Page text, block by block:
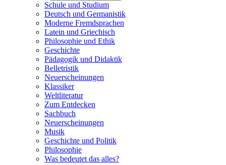
Schule und Studium
Deutsch und Germanistik
Moderne Fremdsprachen
Latein und Griechisch
Philosophie und Ethik
Geschichte
Pädagogik und Didaktik
Belletristik
Neuerscheinungen
Klassiker
Weltliteratur
Zum Entdecken
Sachbuch
Neuerscheinungen
Musik
Geschichte und Politik
Philosophie
Was bedeutet das alles?